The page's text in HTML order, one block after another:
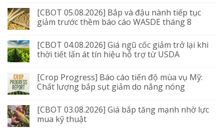
[CBOT 05.08.2026] Bắp và đậu nành tiếp tục
giảm trước thềm báo cáo WASDE tháng 8
[CBOT 04.08.2026] Giá ngũ cốc giảm trở lại khi
thời tiết lấn át tín hiệu hỗ trợ từ USDA
[Crop Progress] Báo cáo tiến độ mùa vụ Mỹ:
Chất lượng bắp sụt giảm do nắng nóng
[CBOT 03.08.2026] Giá bắp tăng mạnh nhờ lực
mua kỹ thuật